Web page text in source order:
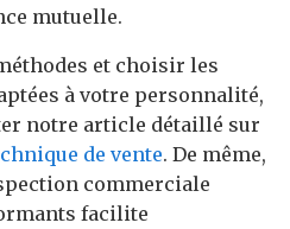
mutuelle.
et choisir les
à votre personnalité,
notre article détaillé sur
de vente. De même,
commerciale
facilite